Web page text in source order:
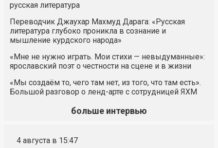
русская литература
Переводчик Джаухар Махмуд Дарага: «Русская
литература глубоко проникла в сознание и
мышление курдского народа»
«Мне не нужно играть. Мои стихи — невыдуманные»:
ярославский поэт о честности на сцене и в жизни
«Мы создаём то, чего там нет, из того, что там есть».
Большой разговор о ленд-арте с сотрудницей ЯХМ
больше интервью
4 августа в 15:47